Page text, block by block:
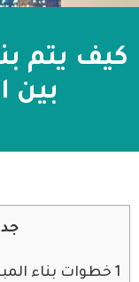
بين
1خطوات بناء